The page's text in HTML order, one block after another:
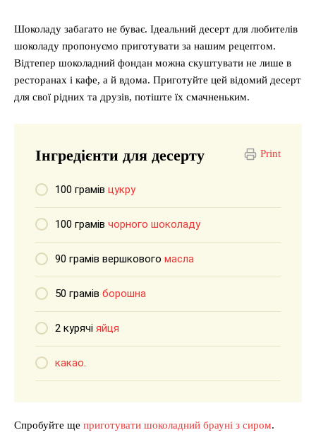
Шоколаду забагато не буває. Ідеальний десерт для любителів
шоколаду пропонуємо приготувати за нашим рецептом.
Відтепер шоколадний фондан можна скуштувати не лише в
ресторанах і кафе, а й вдома. Приготуйте цей відомий десерт
для свої рідних та друзів, потіште їх смачненьким.
Print
Інгредієнти для десерту
100 грамів цукру
100 грамів чорного шоколаду
90 грамів вершкового масла
50 грамів борошна
2 курячі яйця
какао.
Спробуйте ще приготувати шоколадний брауні з сиром.